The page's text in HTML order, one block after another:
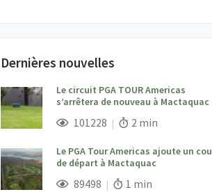
Dernières nouvelles
Le circuit PGA TOUR Americas
s’arrêtera de nouveau à Mactaquac
; 101228Vues; Temps de lecture:
2 min
Le PGA Tour Americas ajoute un
de départ à Mactaquac
; 89498Vues; Temps de lecture:
1 min